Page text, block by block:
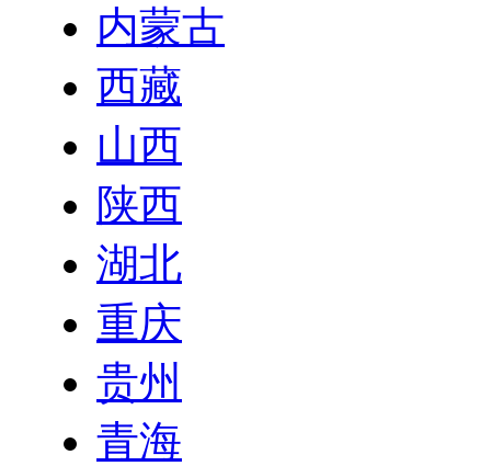
内蒙古
西藏
山西
陕西
湖北
重庆
贵州
青海